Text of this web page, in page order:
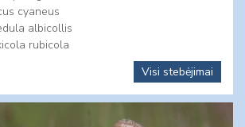
cyaneus
albicollis
rubicola
Visi stebėjimai